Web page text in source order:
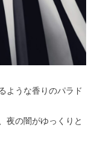
ような香りのパラド
夜の闇がゆっくりと